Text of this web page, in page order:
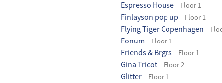
Espresso House Floor 1
Finlayson pop up Floor 1
Flying Tiger Copenhagen
Fonum Floor 1
Friends & Brgrs Floor 1
Gina Tricot Floor 2
Glitter Floor 1